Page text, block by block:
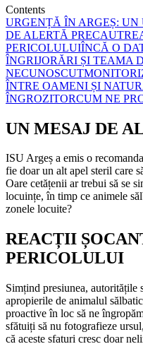
Contents
URGENȚĂ ÎN ARGEȘ: UN
DE ALERTĂ PRECAUT
PERICOLULUIÎNCĂ O
ÎNGRIJORĂRI ȘI TEAMA
NECUNOSCUT
ÎNTRE OAMENI ȘI
ÎNGROZITORCUM NE
UN MESAJ DE
ISU Argeș a emis o
fie doar un alt apel steril care
Oare cetățenii ar trebui să se
locuințe, în timp ce animele
zonele locuite?
REACȚII
PERICOLULUI
Simțind presiunea, autoritățile
apropierile de animalul
proactive în loc să ne
sfătuiți să nu fotografieze
că aceste sfaturi cresc doar